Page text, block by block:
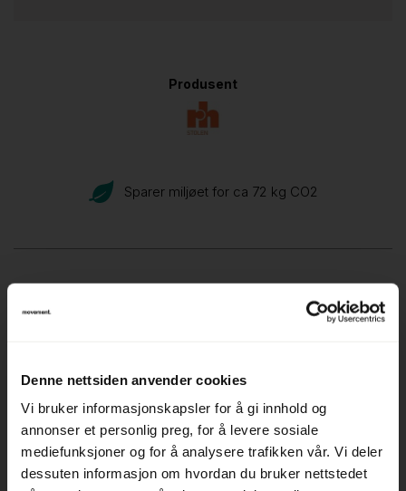
Denne nettsiden anvender cookies
Vi bruker informasjonskapsler for å gi innhold og
annonser et personlig preg, for å levere sosiale
mediefunksjoner og for å analysere trafikken vår. Vi deler
dessuten informasjon om hvordan du bruker nettstedet
Produsent
Sparer miljøet for ca 72 kg CO2
Hovedfarge:
Beskrivelse
Pent brukt kontorstol fra RH-stolen
Modell: Mereo 220